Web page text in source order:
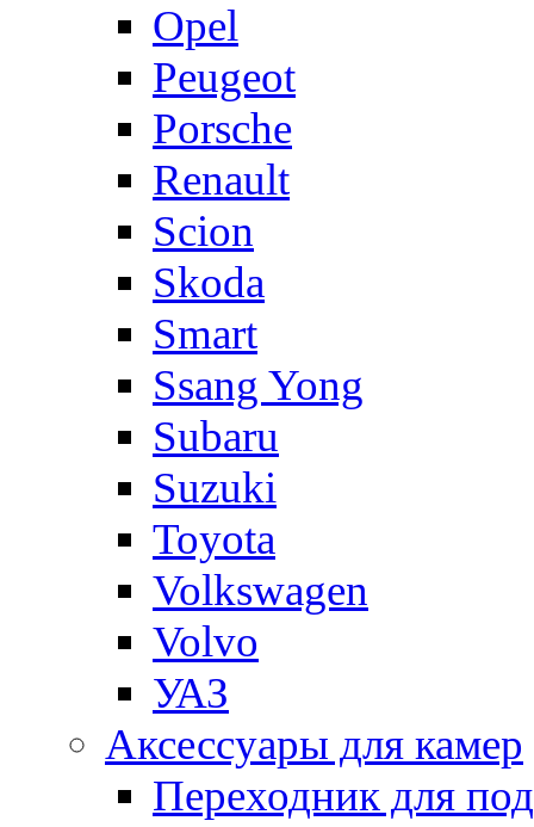
Opel
Peugeot
Porsche
Renault
Scion
Skoda
Smart
Ssang Yong
Subaru
Suzuki
Toyota
Volkswagen
Volvo
УАЗ
Аксессуары для камер
Переходник для